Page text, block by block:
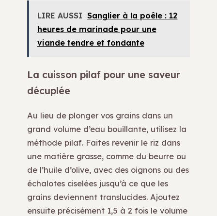
LIRE AUSSI Sanglier à la poêle : 12
heures de marinade pour une
viande tendre et fondante
La cuisson pilaf pour une saveur
décuplée
Au lieu de plonger vos grains dans un
grand volume d’eau bouillante, utilisez la
méthode pilaf. Faites revenir le riz dans
une matière grasse, comme du beurre ou
de l’huile d’olive, avec des oignons ou des
échalotes ciselées jusqu’à ce que les
grains deviennent translucides. Ajoutez
ensuite précisément 1,5 à 2 fois le volume